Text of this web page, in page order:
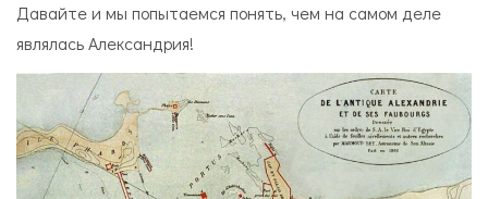
Давайте и мы попытаемся понять, чем на самом деле
являлась Александрия!